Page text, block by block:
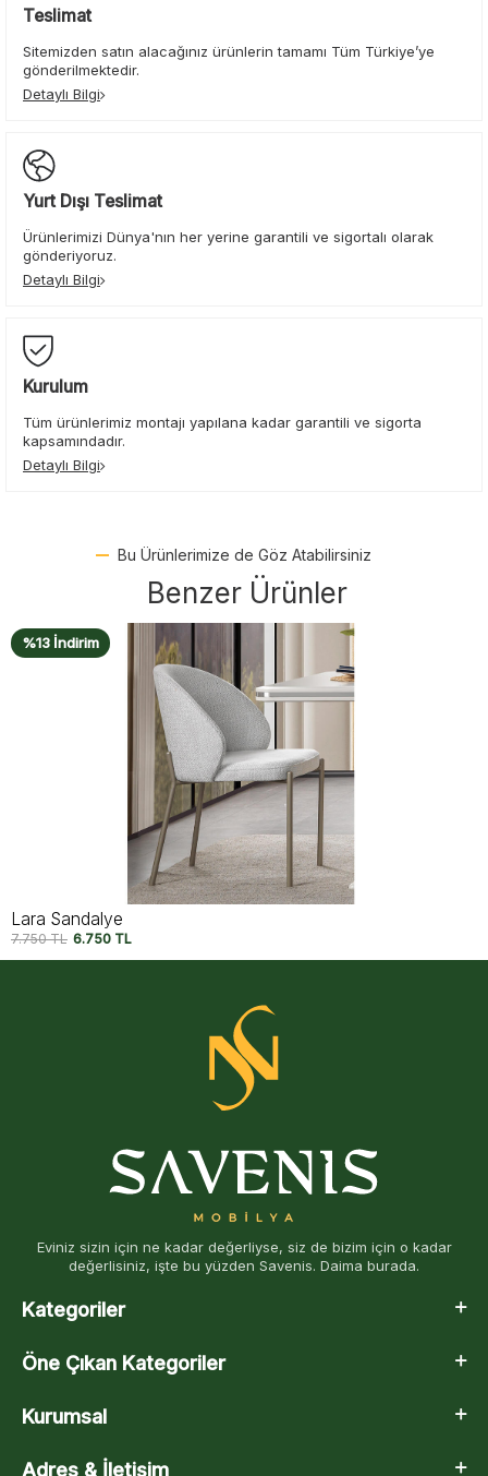
Teslimat
Sitemizden satın alacağınız ürünlerin tamamı Tüm Türkiye’ye
gönderilmektedir.
Detaylı Bilgi
Yurt Dışı Teslimat
Ürünlerimizi Dünya'nın her yerine garantili ve sigortalı olarak
gönderiyoruz.
Detaylı Bilgi
Kurulum
Tüm ürünlerimiz montajı yapılana kadar garantili ve sigorta
kapsamındadır.
Detaylı Bilgi
Bu Ürünlerimize de Göz Atabilirsiniz
Benzer Ürünler
%14 İndirim
Eviniz sizin için ne kadar değerliyse, siz de bizim için o kadar
değerlisiniz, işte bu yüzden Savenis. Daima burada.
Kategoriler
Öne Çıkan Kategoriler
Kurumsal
Adres & İletişim